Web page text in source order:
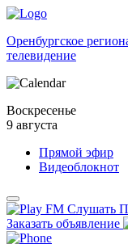
Оренбургское
телевидение
Воскресенье
9 августа
Прямой эфир
Видеоблокнот
Слушать
Заказать объявление